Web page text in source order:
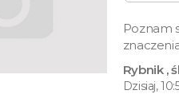
Poznam
Rybnik ,
Dzisiaj,